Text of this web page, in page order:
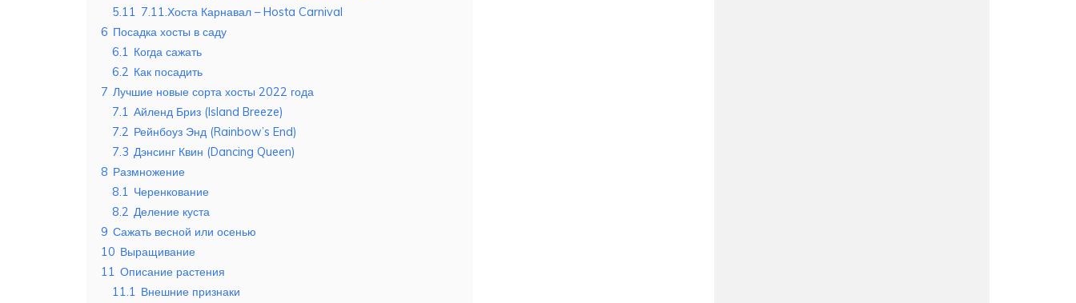
5.11
7.11.Хоста Карнавал – Hosta Carnival
6 Посадка хосты в саду
6.1
Когда сажать
6.2 Как посадить
7 Лучшие новые сорта хосты 2022 года
7.1 Айленд Бриз (Island Breeze)
7.2 Рейнбоуз Энд (Rainbow’s End)
7.3 Дэнсинг Квин (Dancing Queen)
8 Размножение
8.1
Черенкование
8.2 Деление куста
9 Сажать весной или осенью
10 Выращивание
11 Описание растения
11.1
Внешние признаки